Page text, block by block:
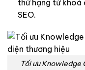
thứ hạng từ
SEO.
Tối ưu Knowledge